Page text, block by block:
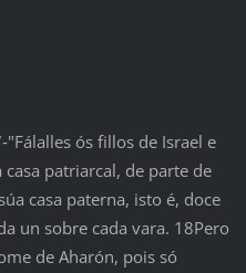
ós fillos de Israel e
patriarcal, de parte de
casa paterna, isto é, doce
un sobre cada vara. 18Pero
de Aharón, pois só